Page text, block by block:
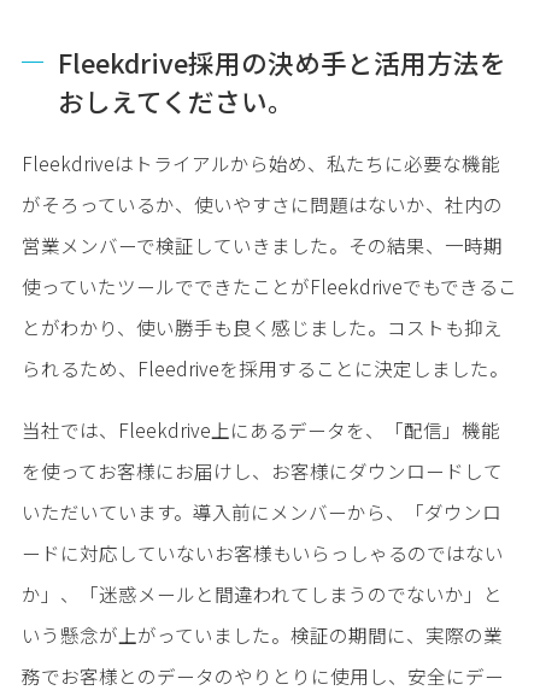
Fleekdrive採用の決め手と活用方法を
おしえてください。
Fleekdriveはトライアルから始め、私たちに必要な機能
がそろっているか、使いやすさに問題はないか、社内の
営業メンバーで検証していきました。その結果、一時期
使っていたツールでできたことがFleekdriveでもできるこ
とがわかり、使い勝手も良く感じました。コストも抑え
られるため、Fleedriveを採用することに決定しました。
当社では、Fleekdrive上にあるデータを、「配信」機能
を使ってお客様にお届けし、お客様にダウンロードして
いただいています。導入前にメンバーから、「ダウンロ
ードに対応していないお客様もいらっしゃるのではない
か」、「迷惑メールと間違われてしまうのでないか」と
いう懸念が上がっていました。検証の期間に、実際の業
務でお客様とのデータのやりとりに使用し、安全にデー